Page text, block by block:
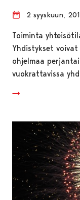
2 syyskuun,
Toiminta
Yhdistykset
ohjelmaa
vuokrattavissa